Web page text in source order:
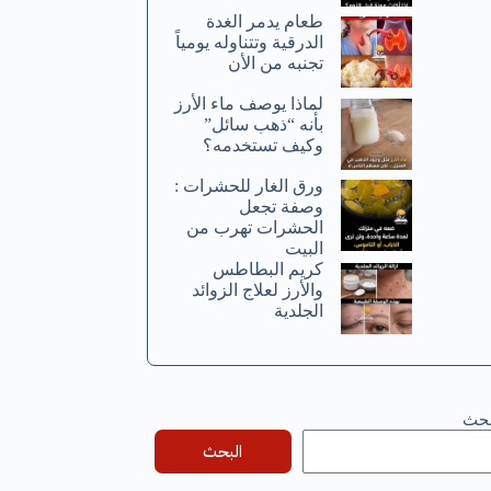
طعام يدمر الغدة
الدرقية وتتناوله يومياً
تجنبه من الأن
لماذا يوصف ماء الأرز
بأنه “ذهب سائل”
وكيف تستخدمه؟
ورق الغار للحشرات :
وصفة تجعل
الحشرات تهرب من
البيت
كريم البطاطس
والأرز لعلاج الزوائد
الجلدية
البحث